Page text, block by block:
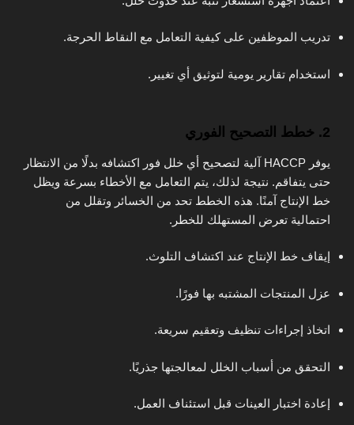
تدريب الموظفين على كيفية التعامل مع النقاط الحرجة.
استخدام تقارير يومية لتوثيق أي تغيير.
2. خطط التصحيح الفوري
يوفر HACCP آلية لتصحيح أي خلل فور اكتشافه بدلًا من الانتظار
حتى يتفاقم. نتيجة لذلك، يتم التعامل مع الأخطاء بسرعة ويظل
خط الإنتاج آمنًا. هذه الخطط تحد من الخسائر وتقلل من
احتمالية تعرض المستهلك للخطر.
إيقاف خط الإنتاج عند اكتشاف التلوث.
عزل المنتجات المشتبه بها فورًا.
اتخاذ إجراءات تنظيف وتعقيم سريعة.
التحقق من أسباب الخلل لمعالجتها جذريًا.
إعادة اختبار العينات قبل استئناف العمل.